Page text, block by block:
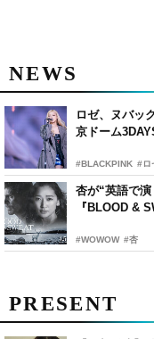
NEWS
ロゼ、ヌバッ
京ドーム
#BLACKPINK #ロ
杏が“英語で
『BLOOD &
#WOWOW #杏
PRESENT